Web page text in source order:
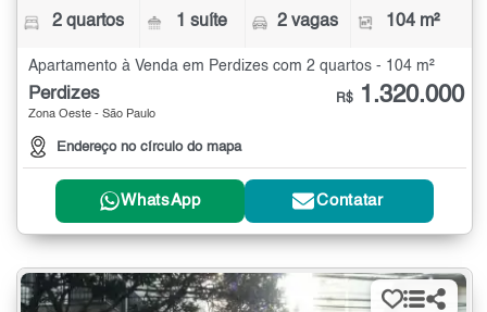
2 quartos 1 suíte 2 vagas 104 m²
Apartamento à Venda em Perdizes com 2 quartos - 104 m²
Perdizes
Zona Oeste - São Paulo
Endereço no círculo do mapa
R$ 1.320.000
WhatsApp Contatar